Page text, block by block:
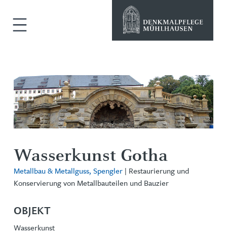
Wasserkunst Gotha
Metallbau & Metallguss, Spengler | Restaurierung und
Konservierung von Metallbauteilen und Bauzier
OBJEKT
Wasserkunst